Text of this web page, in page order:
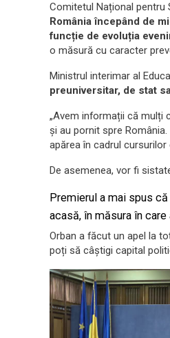
Comitetul Național pentru
România începând de
funcție de evoluția
o măsură cu caracter
Ministrul interimar al
preuniversitar, de stat
„Avem informații că mulți
și au pornit spre
apărea în cadrul cursurilor
De asemenea, vor fi
Premierul a mai spus
acasă, în măsura în
Orban a făcut un apel la
poți să câștigi capital